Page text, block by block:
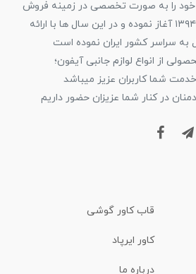
را به صورت تخصصی در زمینه فروش
لوازم جانبی موبایل از سال ۱۳۹۴ آغاز نموده و در این سال ها با ارائه
سراسر کشور ایران نموده است
از انواع لوازم جانبی آیفون؛
شما کاربران عزیز میباشد
در کنار شما عزیزان حضور داریم
قاب کاور گوشی
کاور ایرپاد
درباره ما